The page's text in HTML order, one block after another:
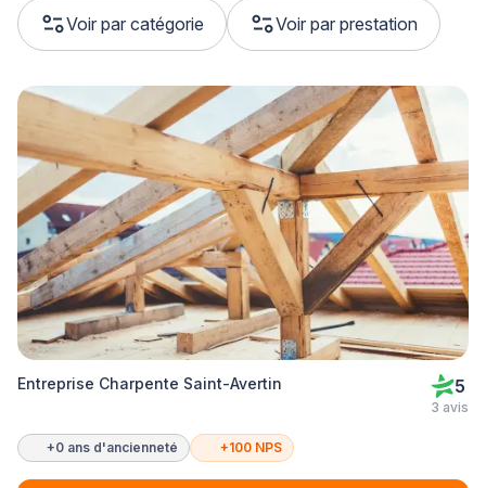
Voir par catégorie Voir par prestation
Entreprise Charpente Saint-Avertin 5
3 avis
+0 ans d'ancienneté +100 NPS